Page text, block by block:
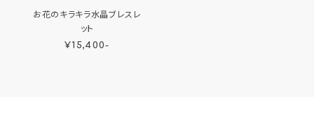
お花のキラキラ水晶ブレスレ
ット
¥15,400-